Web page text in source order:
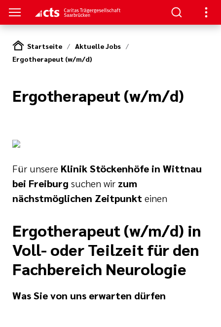
Startseite
Aktuelle Jobs
Ergotherapeut (w/m/d)
Ergotherapeut (w/m/d)
Für unsere Klinik Stöckenhöfe in Wittnau
bei Freiburg suchen wir zum
nächstmöglichen Zeitpunkt einen
Ergotherapeut (w/m/d) in
Voll- oder Teilzeit für den
Fachbereich Neurologie
Was Sie von uns erwarten dürfen